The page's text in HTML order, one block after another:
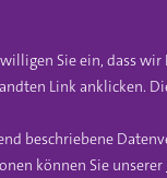
Sie ein, dass
Link anklicken.
beschriebene
können Sie unserer